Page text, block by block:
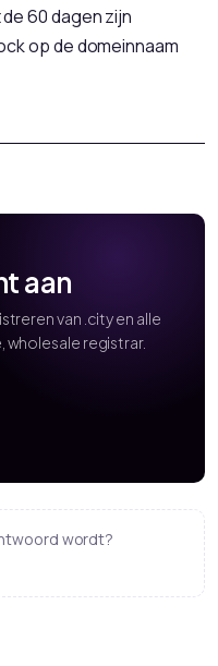
60 dagen zijn
op de domeinnaam
aan
van .city en alle
wholesale registrar.
wordt?